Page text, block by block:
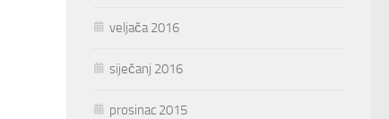
veljača 2016
siječanj 2016
prosinac 2015